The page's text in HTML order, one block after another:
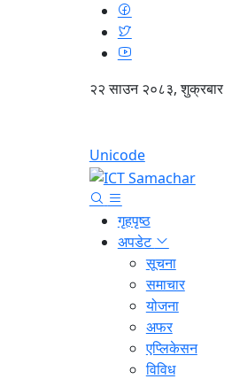
२२ साउन २०८३, शुक्रबार
Unicode
गृहपृष्ठ
अपडेट
सूचना
समाचार
योजना
अफर
एप्लिकेसन
विविध